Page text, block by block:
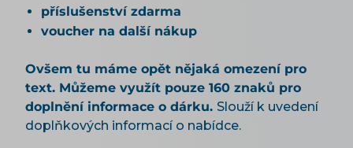
příslušenství zdarma
voucher na další nákup
Ovšem tu máme opět nějaká omezení pro
text. Můžeme využít pouze 160 znaků pro
doplnění informace o dárku. Slouží k uvedení
doplňkových informací o nabídce.